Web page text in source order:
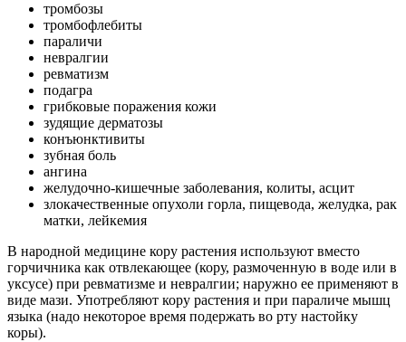
тромбозы
тромбофлебиты
параличи
невралгии
ревматизм
подагра
грибковые поражения кожи
зудящие дерматозы
конъюнктивиты
зубная боль
ангина
желудочно-кишечные заболевания, колиты, асцит
злокачественные опухоли горла, пищевода, желудка, рак
матки, лейкемия
В народной медицине кору растения используют вместо
горчичника как отвлекающее (кору, размоченную в воде или в
уксусе) при ревматизме и невралгии; наружно ее применяют в
виде мази. Употребляют кору растения и при параличе мышц
языка (надо некоторое время подержать во рту настойку
коры).